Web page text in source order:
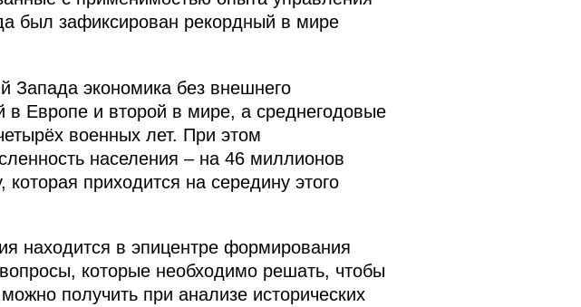
был зафиксирован рекордный в мире
Запада экономика без внешнего
в Европе и второй в мире, а среднегодовые
военных лет. При этом
населения – на 46 миллионов
приходится на середину этого
находится в эпицентре формирования
которые необходимо решать, чтобы
получить при анализе исторических